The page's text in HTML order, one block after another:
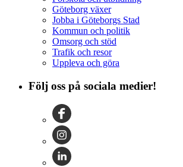
Göteborg växer
Jobba i Göteborgs Stad
Kommun och politik
Omsorg och stöd
Trafik och resor
Uppleva och göra
Följ oss på sociala medier!